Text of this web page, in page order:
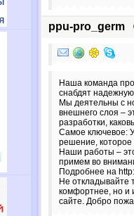
ppu-pro_germ
Наша команда
снабдят
Мы деятельны с
внешнего слоя –
разработки,
Самое ключевое:
решение,
Наши работы –
примем во
Подробнее на
Не откладывайте
комфортнее, но и
сайте. Добро